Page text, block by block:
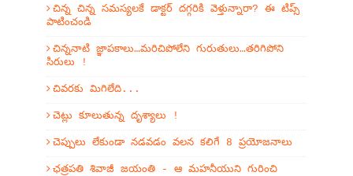
చిన్న చిన్న సమస్యలకే డాక్టర్ దగ్గరికి వెళ్తున్నారా? ఈ టిప్స్
పాటించండి
చిన్ననాటి జ్ఞాపకాలు…మరిచిపోలేని గురుతులు…తరిగిపోని
సిరులు !
చివరకు మిగిలేది...
చెట్లు కూలుతున్న దృశ్యాలు !
చెప్పులు లేకుండా నడవడం వలన కలిగే 8 ప్రయోజనాలు
ఛత్రపతి శివాజీ జయంతి - ఆ మహనీయుని గురించి